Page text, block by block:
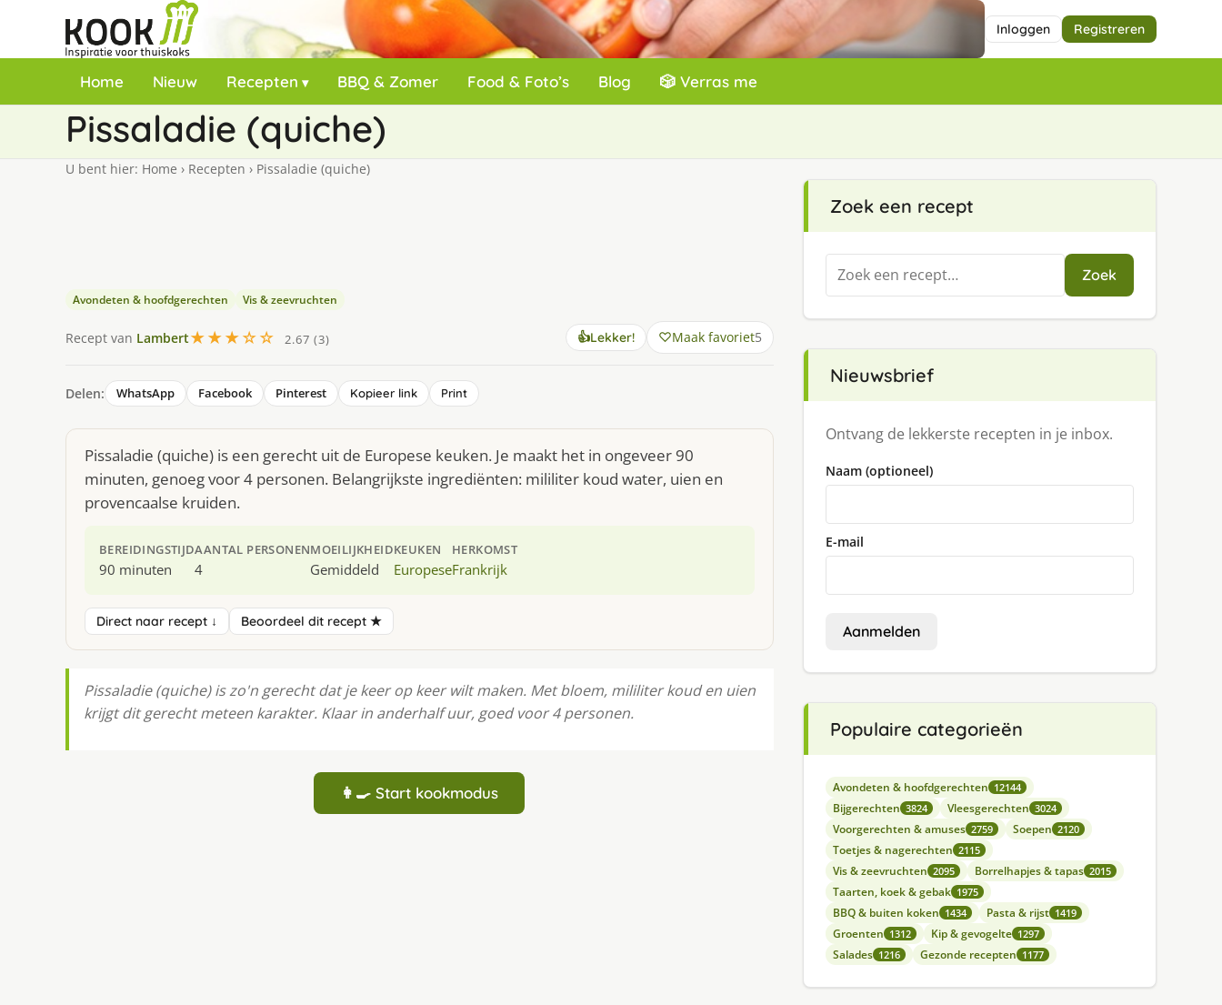
Inloggen Registreren
Home Nieuw Recepten BBQ & Zomer Food & Foto’s Blog 🎲 Verras me
Pissaladie (quiche)
U bent hier: Home › Recepten › Pissaladie (quiche)
Avondeten & hoofdgerechten Vis & zeevruchten
Recept van Lambert★★★☆☆ 2.67 (3) 👍Lekker! Maak favoriet5
Delen: WhatsApp Facebook Pinterest Kopieer link Print
Pissaladie (quiche) is een gerecht uit de Europese keuken. Je maakt het in ongeveer 90
minuten, genoeg voor 4 personen. Belangrijkste ingrediënten: mililiter koud water, uien en
provencaalse kruiden.
BEREIDINGSTIJD
90 minuten
AANTAL PERSONEN
4
MOEILIJKHEID
Gemiddeld
KEUKEN
Europese
HERKOMST
Frankrijk
Direct naar recept ↓ Beoordeel dit recept ★
Pissaladie (quiche) is zo'n gerecht dat je keer op keer wilt maken. Met bloem, mililiter koud en uien
krijgt dit gerecht meteen karakter. Klaar in anderhalf uur, goed voor 4 personen.
👩‍🍳 Start kookmodus
Zoek een recept
Zoeken
naar:
Zoek
Nieuwsbrief
Ontvang de lekkerste recepten in je inbox.
Naam (optioneel)
E-mail
Aanmelden
Populaire categorieën
Avondeten & hoofdgerechten 12144
Bijgerechten 3824 Vleesgerechten 3024
Voorgerechten & amuses 2759 Soepen 2120
Toetjes & nagerechten 2115
Vis & zeevruchten 2095 Borrelhapjes & tapas 2015
Taarten, koek & gebak 1975
BBQ & buiten koken 1434 Pasta & rijst 1419
Groenten 1312 Kip & gevogelte 1297
Salades 1216 Gezonde recepten 1177